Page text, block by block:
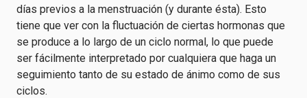
días previos a la menstruación (y durante ésta). Esto
tiene que ver con la fluctuación de ciertas hormonas que
se produce a lo largo de un ciclo normal, lo que puede
ser fácilmente interpretado por cualquiera que haga un
seguimiento tanto de su estado de ánimo como de sus
ciclos.